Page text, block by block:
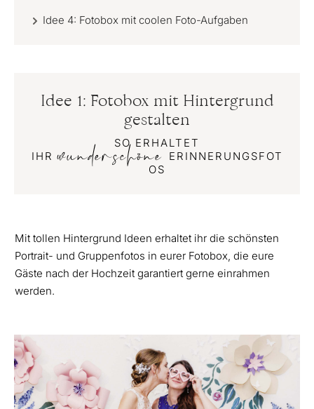
Idee 4: Fotobox mit coolen Foto-Aufgaben
Idee 1: Fotobox mit Hintergrund
gestalten
SO ERHALTET
IHRwunderschöne
ERINNERUNGSFOT
OS
Mit tollen Hintergrund Ideen erhaltet ihr die schönsten
Portrait- und Gruppenfotos in eurer Fotobox, die eure
Gäste nach der Hochzeit garantiert gerne einrahmen
werden.